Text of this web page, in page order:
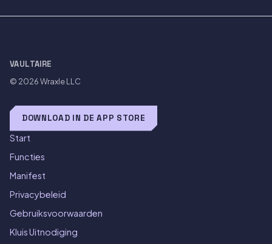
VAULTAIRE
© 2026Wraxle LLC
DOWNLOAD IN DE APP STORE
Start
Functies
Manifest
Privacybeleid
Gebruiksvoorwaarden
Kluis Uitnodiging